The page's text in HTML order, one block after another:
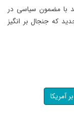
با مضمون سیاسی در
که جنجال بر انگیز
آمریکا